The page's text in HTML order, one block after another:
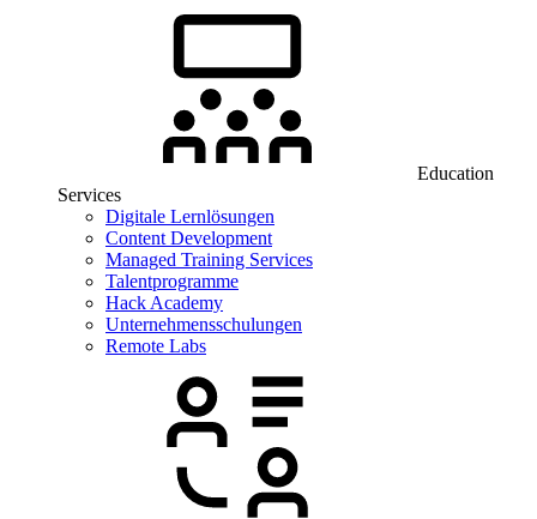
Education
Services
Digitale Lernlösungen
Content Development
Managed Training Services
Talentprogramme
Hack Academy
Unternehmensschulungen
Remote Labs